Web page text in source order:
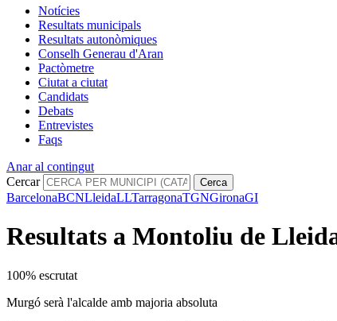
Notícies
Resultats municipals
Resultats autonòmiques
Conselh Generau d'Aran
Pactòmetre
Ciutat a ciutat
Candidats
Debats
Entrevistes
Faqs
Anar al contingut
Cercar
Cerca
BarcelonaBCNLleidaLLTarragonaTGNGironaGI
Resultats a Montoliu de
100% escrutat
Murgó serà l'alcalde amb majoria absoluta